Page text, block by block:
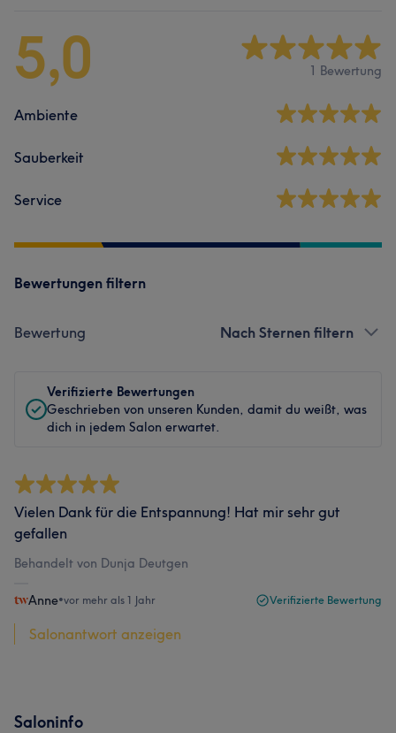
5,0 1 Bewertung
Ambiente
Sauberkeit
Service
Bewertungen filtern
Bewertung Nach Sternen filtern
Verifizierte Bewertungen
Geschrieben von unseren Kunden, damit du weißt, was
dich in jedem Salon erwartet.
Vielen Dank für die Entspannung! Hat mir sehr gut
gefallen
Behandelt von Dunja Deutgen
Anne•vor mehr als 1 Jahr Verifizierte Bewertung
Salonantwort anzeigen
Saloninfo